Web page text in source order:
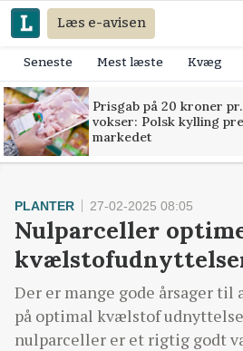
Læs e-avisen
Seneste Mest læste Kvæg
Prisgab på 20 kroner
vokser: Polsk kylling
markedet
PLANTER 27-02-2025 08:05
Nulparceller
Der er mange gode årsager
på optimal kvælstof
nulparceller er et rigtig godt